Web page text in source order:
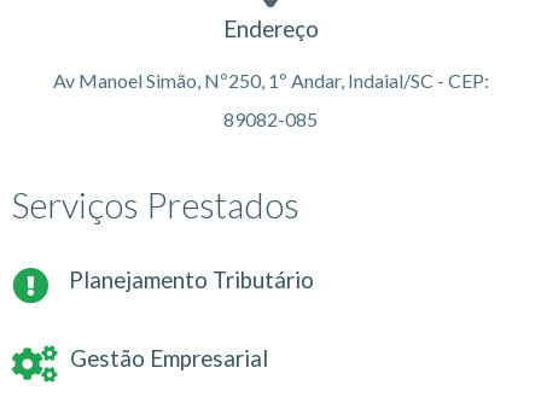
Endereço
Av Manoel Simão, Nº250, 1º Andar, Indaial/SC - CEP:
89082-085
Serviços Prestados
Planejamento Tributário
Gestão Empresarial